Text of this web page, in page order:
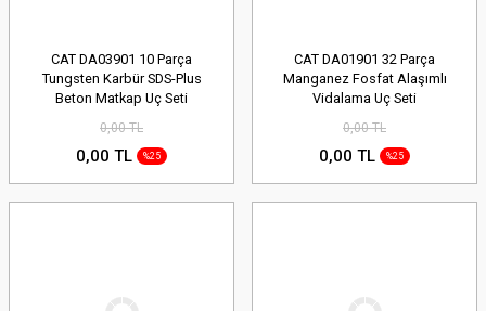
CAT DA03901 10 Parça
Tungsten Karbür SDS-Plus
Beton Matkap Uç Seti
0,00 TL
0,00 TL %25
CAT DA01901 32 Parça
Manganez Fosfat Alaşımlı
Vidalama Uç Seti
0,00 TL
0,00 TL %25